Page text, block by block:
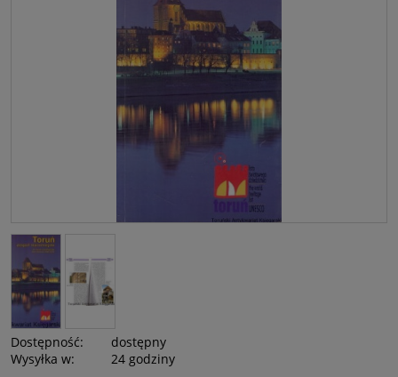
Dostępność:
dostępny
Wysyłka w:
24 godziny